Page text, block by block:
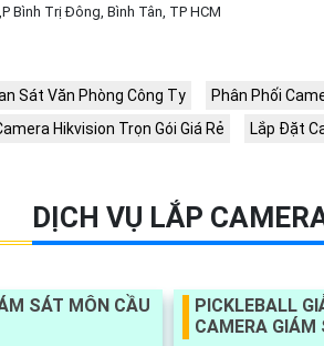
Bình Trị Đông, Bình Tân, TP HCM
Sát Văn Phòng Công Ty Phân Phối
Hikvision Trọn Gói Giá Rẻ Lắp Đặt
DỊCH VỤ LẮP
SÁT MÔN CẦU
PICKLEBALL
CAMERA GIÁM